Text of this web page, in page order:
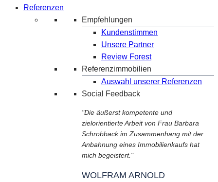
Referenzen
Empfehlungen
Kundenstimmen
Unsere Partner
Review Forest
Referenzimmobilien
Auswahl unserer Referenzen
Social Feedback
"Die äußerst kompetente und
zielorientierte Arbeit von Frau Barbara
Schrobback im Zusammenhang mit der
Anbahnung eines Immobilienkaufs hat
mich begeistert."
WOLFRAM ARNOLD